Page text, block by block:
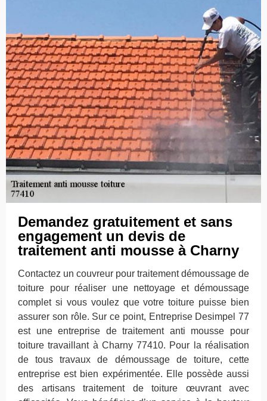
Demandez gratuitement et sans
engagement un devis de
traitement anti mousse à Charny
Contactez un couvreur pour traitement démoussage de
toiture pour réaliser une nettoyage et démoussage
complet si vous voulez que votre toiture puisse bien
assurer son rôle. Sur ce point, Entreprise Desimpel 77
est une entreprise de traitement anti mousse pour
toiture travaillant à Charny 77410. Pour la réalisation
de tous travaux de démoussage de toiture, cette
entreprise est bien expérimentée. Elle possède aussi
des artisans traitement de toiture œuvrant avec